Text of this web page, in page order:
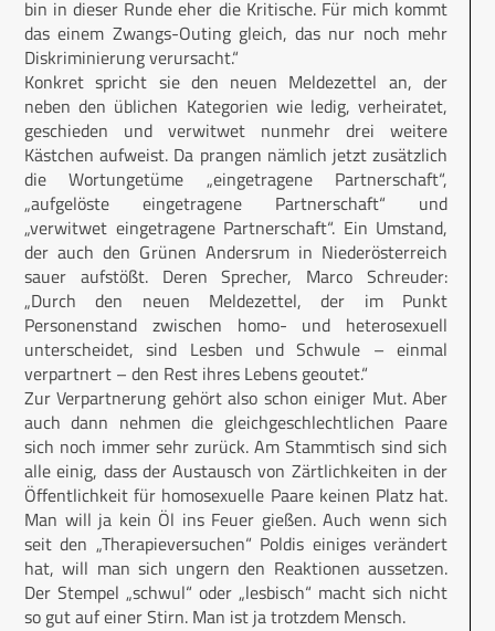
bin in dieser Runde eher die Kritische. Für mich kommt
das einem Zwangs-Outing gleich, das nur noch mehr
Diskriminierung verursacht.“
Konkret spricht sie den neuen Meldezettel an, der
neben den üblichen Kategorien wie ledig, verheiratet,
geschieden und verwitwet nunmehr drei weitere
Kästchen aufweist. Da prangen nämlich jetzt zusätzlich
die Wortungetüme „eingetragene Partnerschaft“,
„aufgelöste eingetragene Partnerschaft“ und
„verwitwet eingetragene Partnerschaft“. Ein Umstand,
der auch den Grünen Andersrum in Niederösterreich
sauer aufstößt. Deren Sprecher, Marco Schreuder:
„Durch den neuen Meldezettel, der im Punkt
Personenstand zwischen homo- und heterosexuell
unterscheidet, sind Lesben und Schwule – einmal
verpartnert – den Rest ihres Lebens geoutet.“
Zur Verpartnerung gehört also schon einiger Mut. Aber
auch dann nehmen die gleichgeschlechtlichen Paare
sich noch immer sehr zurück. Am Stammtisch sind sich
alle einig, dass der Austausch von Zärtlichkeiten in der
Öffentlichkeit für homosexuelle Paare keinen Platz hat.
Man will ja kein Öl ins Feuer gießen. Auch wenn sich
seit den „Therapieversuchen“ Poldis einiges verändert
hat, will man sich ungern den Reaktionen aussetzen.
Der Stempel „schwul“ oder „lesbisch“ macht sich nicht
so gut auf einer Stirn. Man ist ja trotzdem Mensch.